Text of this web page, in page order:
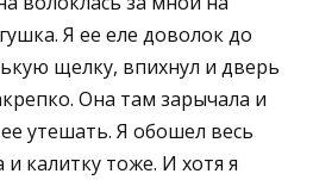
Я ее еле доволок до
щелку, впихнул и дверь
Она там зарычала и
утешать. Я обошел весь
калитку тоже. И хотя я